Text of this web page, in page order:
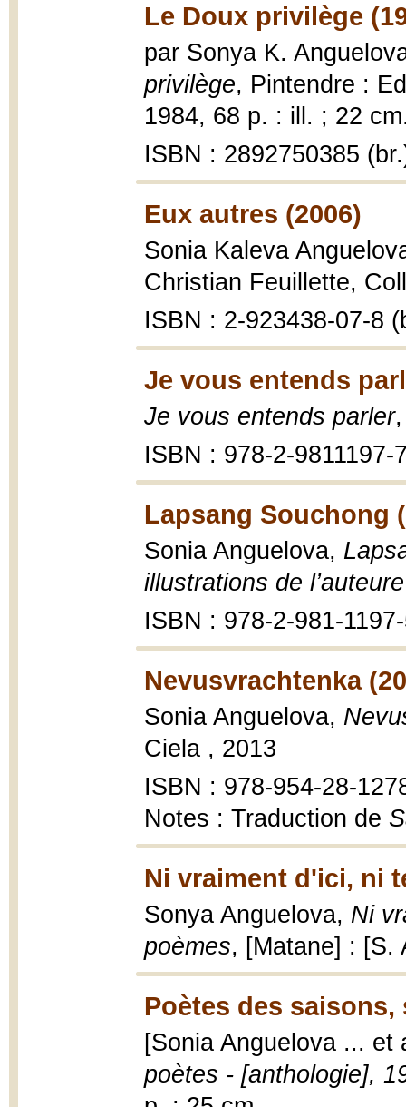
Le Doux privilège
par Sonya K.
privilège, Pintendre :
1984, 68 p. : ill. ; 22
ISBN : 2892750385
Eux autres (2006)
Sonia Kaleva
Christian Feuillette,
ISBN : 2-923438-07-8
Je vous entends
Je vous entends parler
ISBN : 978-2-9811197-
Lapsang Souchong
Sonia Anguelova,
illustrations de l’auteure
ISBN : 978-2-981-
Nevusvrachtenka
Sonia Anguelova,
Ciela , 2013
ISBN : 978-954-28-
Notes : Traduction de
Ni vraiment d'ici, ni
Sonya Anguelova, Ni
poèmes, [Matane] : [S.
Poètes des
[Sonia Anguelova ...
poètes - [anthologie],